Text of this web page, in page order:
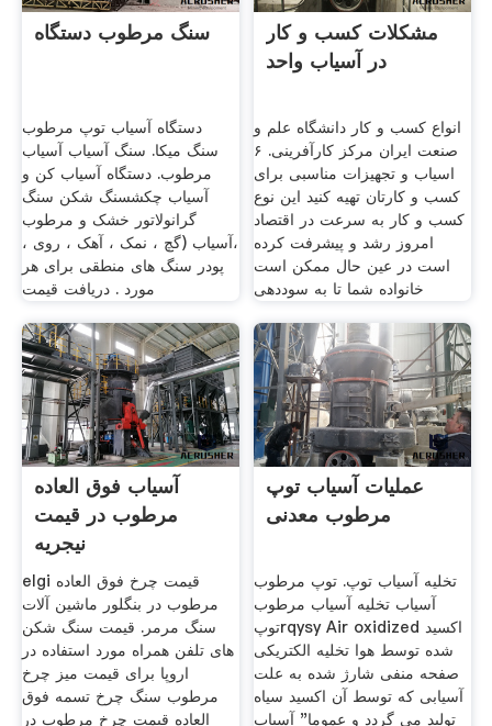
سنگ مرطوب دستگاه
دستگاه آسیاب توپ مرطوب
سنگ میکا. سنگ آسیاب آسیاب
مرطوب. دستگاه آسیاب کن و
آسیاب چکشسنگ شکن سنگ
گرانولاتور خشک و مرطوب
،آسیاب (گچ ، نمک ، آهک ، روی ،
پودر سنگ های منطقی برای هر
مورد . دریافت قیمت
مشکلات کسب و کار
در آسیاب واحد
انواع کسب و کار دانشگاه علم و
صنعت ایران مرکز کارآفرینی. ۶
اسیاب و تجهیزات مناسبی برای
کسب و کارتان تهیه کنید این نوع
کسب و کار به سرعت در اقتصاد
امروز رشد و پیشرفت کرده
است در عین حال ممکن است
خانواده شما تا به سوددهی
آسیاب فوق العاده
مرطوب در قیمت
نیجریه
elgi قیمت چرخ فوق العاده
مرطوب در بنگلور ماشین آلات
سنگ مرمر. قیمت سنگ شکن
های تلفن همراه مورد استفاده در
اروپا برای قیمت میز چرخ
مرطوب سنگ چرخ تسمه فوق
العاده قیمت چرخ مرطوب در
عملیات آسیاب توپ
مرطوب معدنی
تخلیه آسیاب توپ. توپ مرطوب
آسیاب تخلیه آسیاب مرطوب
توپrqysy Air oxidized اکسید
شده توسط هوا تخلیه الکتریکی
صفحه منفی شارژ شده به علت
آسیابی که توسط آن اکسید سیاه
تولید می گردد و عموما" آسیاب